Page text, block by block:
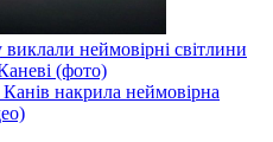
неймовірні світлини
(фото)
накрила неймовірна